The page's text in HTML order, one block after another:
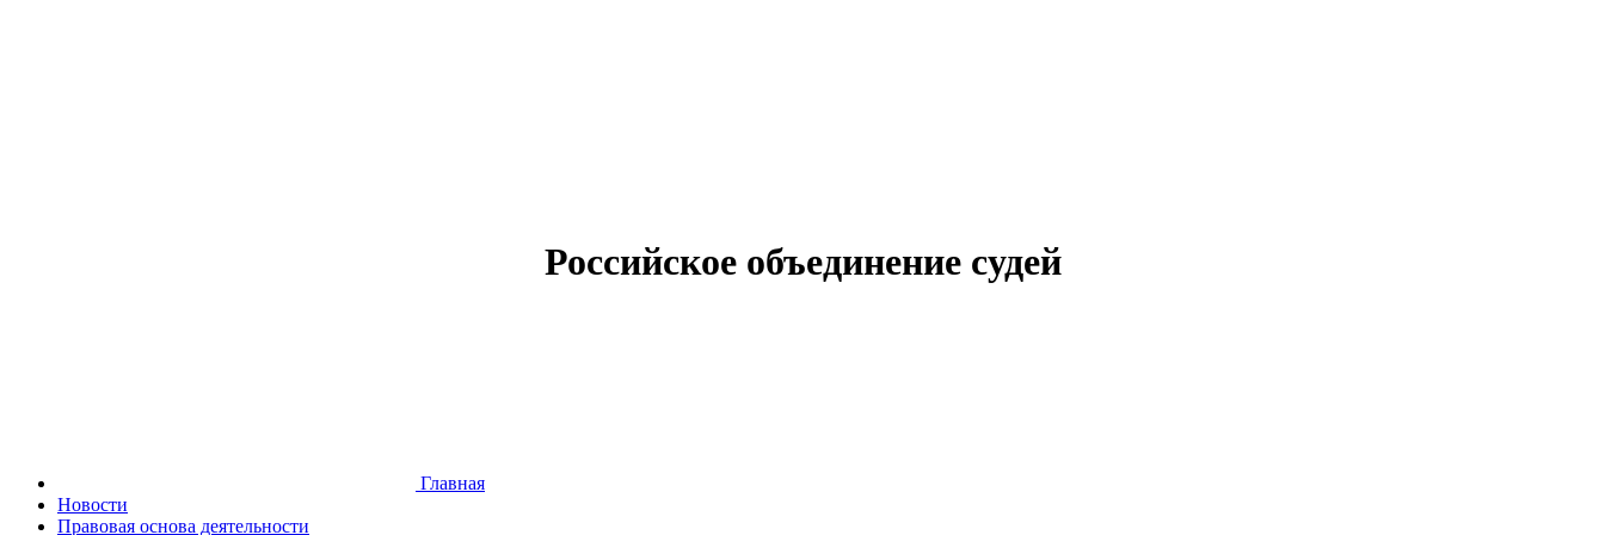
Российское объединение судей
Главная
Новости
Правовая основа деятельности